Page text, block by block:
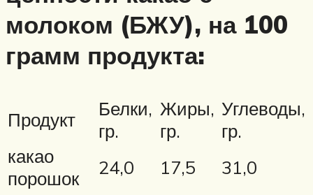
молоком (БЖУ), на 100
грамм продукта:
Продукт
Белки,
гр.
Жиры,
гр.
Углеводы,
гр.
какао
порошок
24,0 17,5
31,0